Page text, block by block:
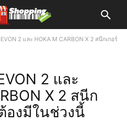
2 และ HOKA M CARBON X 2 สนีกเกอร์
2 และ
X 2 สนีก
องมีในช่วงนี้